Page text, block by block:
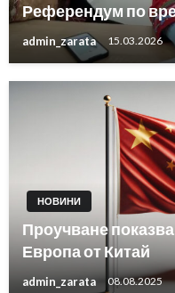
Референдум по
admin_zarata 15.03.2026
НОВИНИ
Проучване
Европа от Китай
admin_zarata 08.08.2025